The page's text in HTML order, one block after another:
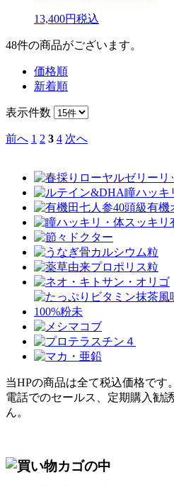
13,400円税込
48件の商品がございます。
価格順
新着順
表示件数
前へ 1 2 3 4 次へ
当HPの商品は全て税込価格です。
電話でのセールス、定期購入勧
ん。